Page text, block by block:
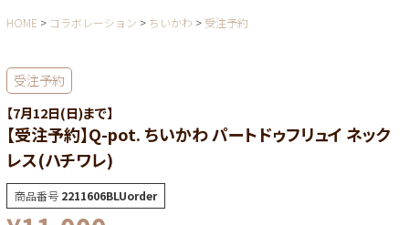
HOME コラボレーション ちいかわ 受注予約
受注予約
【7月12日(日)まで】
【受注予約】Q-pot. ちいかわ パートドゥフリュイ ネック
レス(ハチワレ)
商品番号 2211606BLUorder